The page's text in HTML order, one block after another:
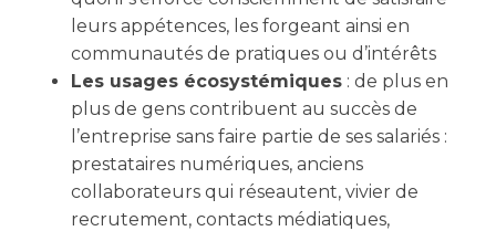
leurs appétences, les forgeant ainsi en
communautés de pratiques ou d’intérêts
Les usages écosystémiques : de plus en
plus de gens contribuent au succès de
l’entreprise sans faire partie de ses salariés :
prestataires numériques, anciens
collaborateurs qui réseautent, vivier de
recrutement, contacts médiatiques,